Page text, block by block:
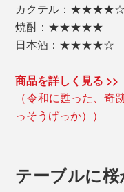
カクテル：★★★★☆
焼酎：★★★★★
日本酒：★★★★☆
商品を詳しく見る >>
（令和に甦った、
っそうげっか））
テーブルに